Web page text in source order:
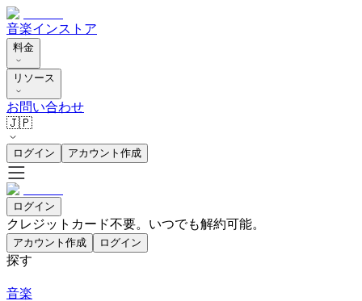
音楽インストア
料金
リソース
お問い合わせ
🇯🇵
ログイン アカウント作成
ログイン
クレジットカード不要。いつでも解約可能。
アカウント作成 ログイン
探す
音楽